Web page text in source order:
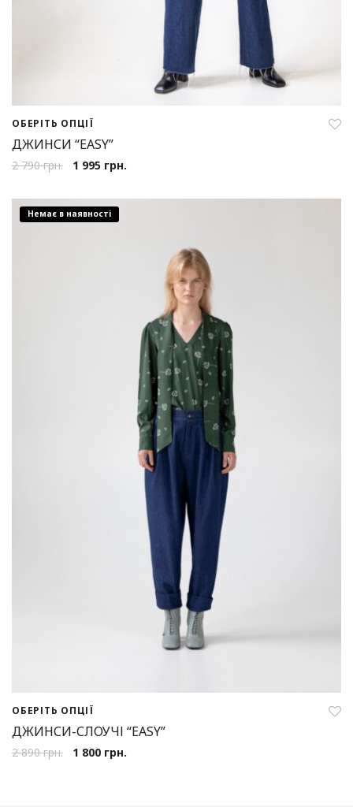
ОБЕРІТЬ ОПЦІЇ
ДЖИНСИ “EASY”
2 790грн. 1 995 грн.
Немає в наявності
ОБЕРІТЬ ОПЦІЇ
ДЖИНСИ-СЛОУЧІ “EASY”
2 890грн. 1 800 грн.